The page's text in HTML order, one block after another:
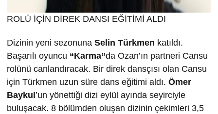
ROLÜ İÇİN DİREK DANSI EĞİTİMİ ALDI
Dizinin yeni sezonuna Selin Türkmen katıldı.
Başarılı oyuncu “Karma”da Ozan’ın partneri Cansu
rolünü canlandıracak. Bir direk dansçısı olan Cansu
için Türkmen uzun süre dans eğitimi aldı. Ömer
Baykul ’un yönettiği dizi eylül ayında seyirciyle
buluşacak. 8 bölümden oluşan dizinin çekimleri 3,5